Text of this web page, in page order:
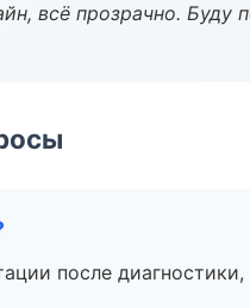
всё прозрачно. Буду
после